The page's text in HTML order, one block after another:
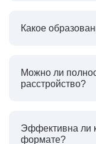
Какое
Можно ли
расстройство?
Эффективна ли
формате?